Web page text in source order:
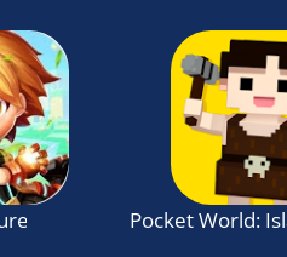
Latest 3D RPG game
Pocket World: